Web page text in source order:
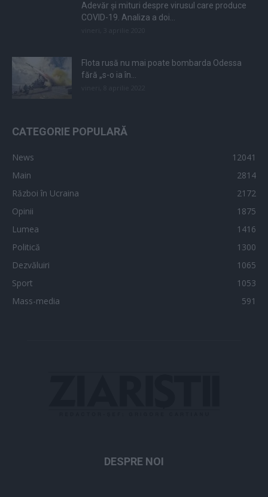
Adevăr și mituri despre virusul care produce
COVID-19. Analiza a doi...
Flota rusă nu mai poate bombarda Odessa
fără „s-o ia în...
CATEGORIE POPULARĂ
News
12041
Main
2814
Război în Ucraina
2172
Opinii
1875
Lumea
1416
Politică
1300
Dezvăluiri
1065
Sport
1053
Mass-media
591
DESPRE NOI